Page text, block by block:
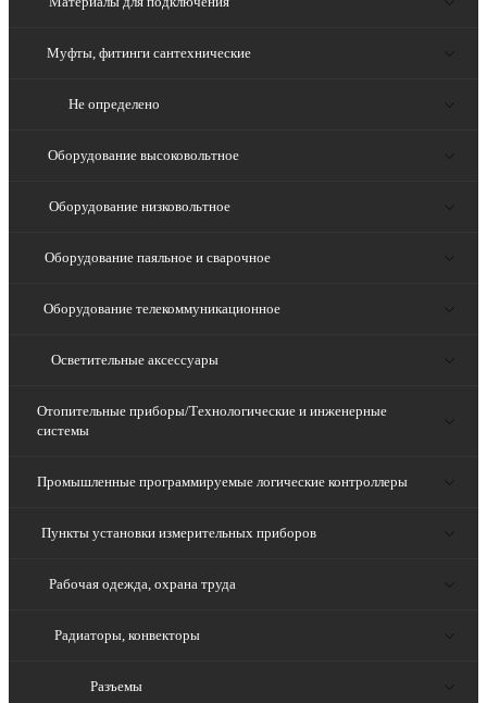
Муфты, фитинги сантехнические
Не определено
Оборудование высоковольтное
Оборудование низковольтное
Оборудование паяльное и сварочное
Оборудование телекоммуникационное
Осветительные аксессуары
Отопительные приборы/Технологические и инженерные
системы
Промышленные программируемые логические контроллеры
Пункты установки измерительных приборов
Рабочая одежда, охрана труда
Радиаторы, конвекторы
Разъемы